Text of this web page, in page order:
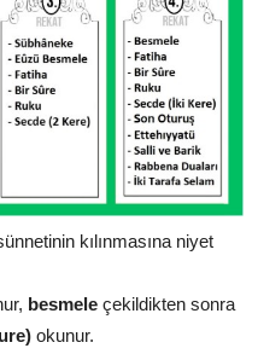
kılınmasına niyet
besmele çekildikten sonra
okunur.